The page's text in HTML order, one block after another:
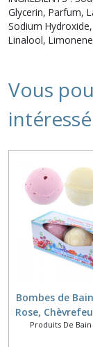
Glycerin, Parfum,
Sodium
Linalool,
Vous
Bombes de
Rose,
Produits De